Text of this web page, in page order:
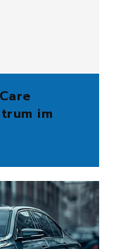
im